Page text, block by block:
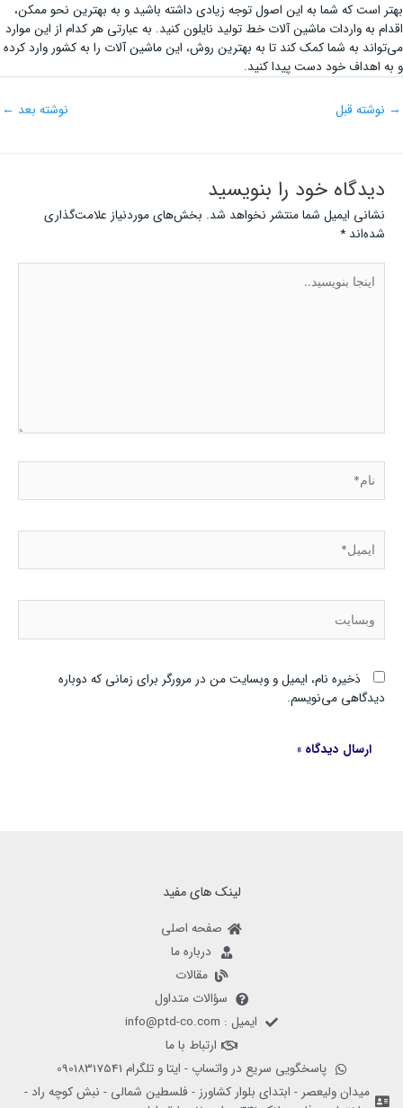
بهتر است که شما به این اصول توجه زیادی داشته باشید و به بهترین نحو ممکن،
اقدام به واردات ماشین آلات خط تولید نایلون کنید. به عبارتی هر کدام از این موارد
می‌تواند به شما کمک کند تا به بهترین روش، این ماشین آلات را به کشور وارد کرده
و به اهداف خود دست پیدا کنید.
→ نوشته قبل نوشته بعد ←
دیدگاه‌ خود را بنویسید
نشانی ایمیل شما منتشر نخواهد شد. بخش‌های موردنیاز علامت‌گذاری
شده‌اند*
بنویسید..
ذخیره نام، ایمیل و وبسایت من در مرورگر برای زمانی که دوباره
دیدگاهی می‌نویسم.
لینک های مفید
صفحه اصلی
درباره ما
مقالات
سؤالات متداول
ایمیل : info@ptd-co.com
ارتباط با ما
پاسخگویی سریع در واتساپ - ایتا و تلگرام 09018317541
میدان ولیعصر - ابتدای بلوار کشاورز - فلسطین شمالی - نبش کوچه راد -